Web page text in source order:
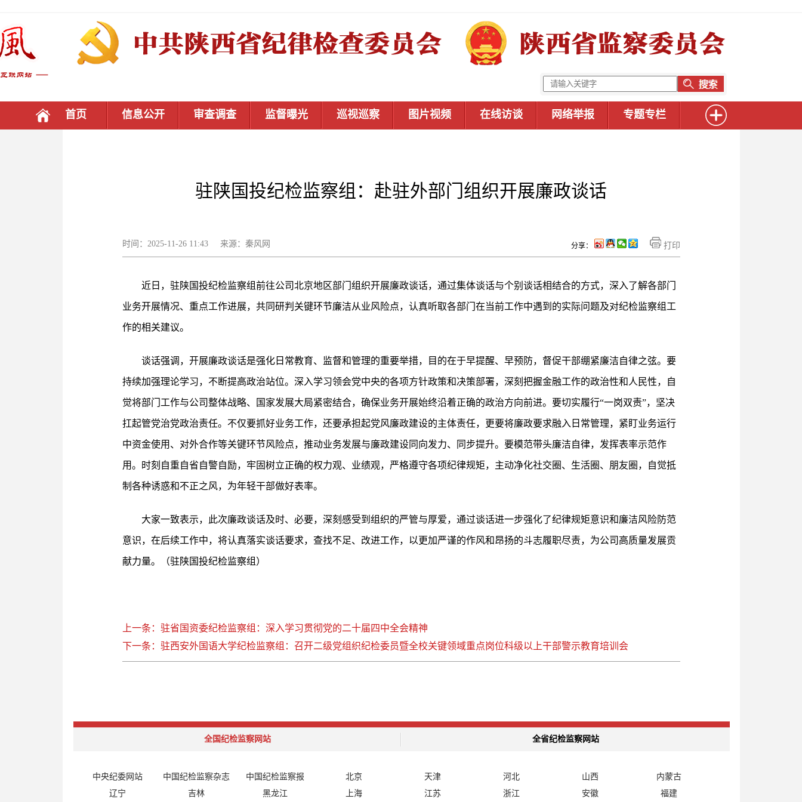
首页 信息公开 审查调查 监督曝光 巡视巡察 图片视频 在线访谈 网络举报 专题专栏
驻陕国投纪检监察组：赴驻外部门组织开展廉政谈话
时间：2025-11-26 11:43 来源：秦风网 打印
分享：
近日，驻陕国投纪检监察组前往公司北京地区部门组织开展廉政谈话，通过集体谈话与个别谈话相结合的方式，深入了解各部门
业务开展情况、重点工作进展，共同研判关键环节廉洁从业风险点，认真听取各部门在当前工作中遇到的实际问题及对纪检监察组工
作的相关建议。
谈话强调，开展廉政谈话是强化日常教育、监督和管理的重要举措，目的在于早提醒、早预防，督促干部绷紧廉洁自律之弦。要
持续加强理论学习，不断提高政治站位。深入学习领会党中央的各项方针政策和决策部署，深刻把握金融工作的政治性和人民性，自
觉将部门工作与公司整体战略、国家发展大局紧密结合，确保业务开展始终沿着正确的政治方向前进。要切实履行“一岗双责”，坚决
扛起管党治党政治责任。不仅要抓好业务工作，还要承担起党风廉政建设的主体责任，更要将廉政要求融入日常管理，紧盯业务运行
中资金使用、对外合作等关键环节风险点，推动业务发展与廉政建设同向发力、同步提升。要模范带头廉洁自律，发挥表率示范作
用。时刻自重自省自警自励，牢固树立正确的权力观、业绩观，严格遵守各项纪律规矩，主动净化社交圈、生活圈、朋友圈，自觉抵
制各种诱惑和不正之风，为年轻干部做好表率。
大家一致表示，此次廉政谈话及时、必要，深刻感受到组织的严管与厚爱，通过谈话进一步强化了纪律规矩意识和廉洁风险防范
意识，在后续工作中，将认真落实谈话要求，查找不足、改进工作，以更加严谨的作风和昂扬的斗志履职尽责，为公司高质量发展贡
献力量。（驻陕国投纪检监察组）
上一条：驻省国资委纪检监察组：深入学习贯彻党的二十届四中全会精神
下一条：驻西安外国语大学纪检监察组：召开二级党组织纪检委员暨全校关键领域重点岗位科级以上干部警示教育培训会
全国纪检监察网站 全省纪检监察网站
中央纪委网站 中国纪检监察杂志 中国纪检监察报 北京 天津 河北 山西
内蒙古
辽宁
吉林 黑龙江 上海 江苏 浙江 安徽 福建